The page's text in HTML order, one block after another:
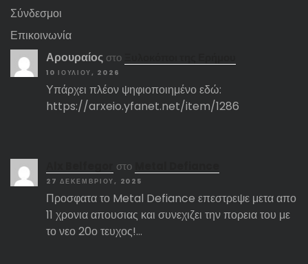
Σύνδεσμοι
Επικοινωνία
Αρουραίος στο
10 ΙΟΥΛΊΟΥ, 2026
Υπάρχει πλέον ψηφιοποιημένο εδώ:
https://arxeio.yfanet.net/item/1286
στο
27 ΔΕΚΕΜΒΡΊΟΥ, 2025
Προσφατα το Metal Defiance επεστρεψε μετα απο
11 χρονια απουσιας και συνεχιζει την πορεια του με
το νεο 20ο τευχος!…